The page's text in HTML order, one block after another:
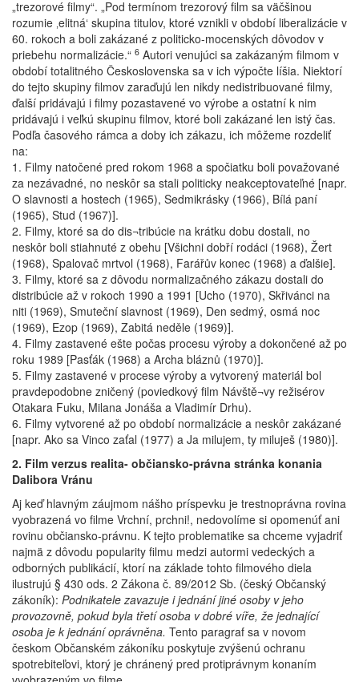
„trezorové filmy“. „Pod termínom trezorový film sa väčšinou
rozumie ‚elitná‘ skupina titulov, ktoré vznikli v období liberalizácie v
60. rokoch a boli zakázané z politicko-mocenských dôvodov v
priebehu normalizácie.“ 6 Autori venujúci sa zakázaným filmom v
období totalitného Československa sa v ich výpočte líšia. Niektorí
do tejto skupiny filmov zaraďujú len nikdy nedistribuované filmy,
ďalší pridávajú i filmy pozastavené vo výrobe a ostatní k nim
pridávajú i veľkú skupinu filmov, ktoré boli zakázané len istý čas.
Podľa časového rámca a doby ich zákazu, ich môžeme rozdeliť
na:
1. Filmy natočené pred rokom 1968 a spočiatku boli považované
za nezávadné, no neskôr sa stali politicky neakceptovateľné [napr.
O slavnosti a hostech (1965), Sedmikrásky (1966), Bílá paní
(1965), Stud (1967)].
2. Filmy, ktoré sa do dis¬tribúcie na krátku dobu dostali, no
neskôr boli stiahnuté z obehu [Všichni dobří rodáci (1968), Žert
(1968), Spalovač mrtvol (1968), Farářův konec (1968) a ďalšie].
3. Filmy, ktoré sa z dôvodu normalizačného zákazu dostali do
distribúcie až v rokoch 1990 a 1991 [Ucho (1970), Skřivánci na
niti (1969), Smuteční slavnost (1969), Den sedmý, osmá noc
(1969), Ezop (1969), Zabitá neděle (1969)].
4. Filmy zastavené ešte počas procesu výroby a dokončené až po
roku 1989 [Pasťák (1968) a Archa bláznů (1970)].
5. Filmy zastavené v procese výroby a vytvorený materiál bol
pravdepodobne zničený (poviedkový film Návště¬vy režisérov
Otakara Fuku, Milana Jonáša a Vladimír Drhu).
6. Filmy vytvorené až po období normalizácie a neskôr zakázané
[napr. Ako sa Vinco zaťal (1977) a Ja milujem, ty miluješ (1980)].
2. Film verzus realita- občiansko-právna stránka konania
Dalibora Vránu
Aj keď hlavným záujmom nášho príspevku je trestnoprávna rovina
vyobrazená vo filme Vrchní, prchni!, nedovolíme si opomenúť ani
rovinu občiansko-právnu. K tejto problematike sa chceme vyjadriť
najmä z dôvodu popularity filmu medzi autormi vedeckých a
odborných publikácií, ktorí na základe tohto filmového diela
ilustrujú § 430 ods. 2 Zákona č. 89/2012 Sb. (český Občanský
zákoník): Podnikatele zavazuje i jednání jiné osoby v jeho
provozovně, pokud byla třetí osoba v dobré víře, že jednající
osoba je k jednání oprávněna. Tento paragraf sa v novom
českom Občanském zákoníku poskytuje zvýšenú ochranu
spotrebiteľovi, ktorý je chránený pred protiprávnym konaním